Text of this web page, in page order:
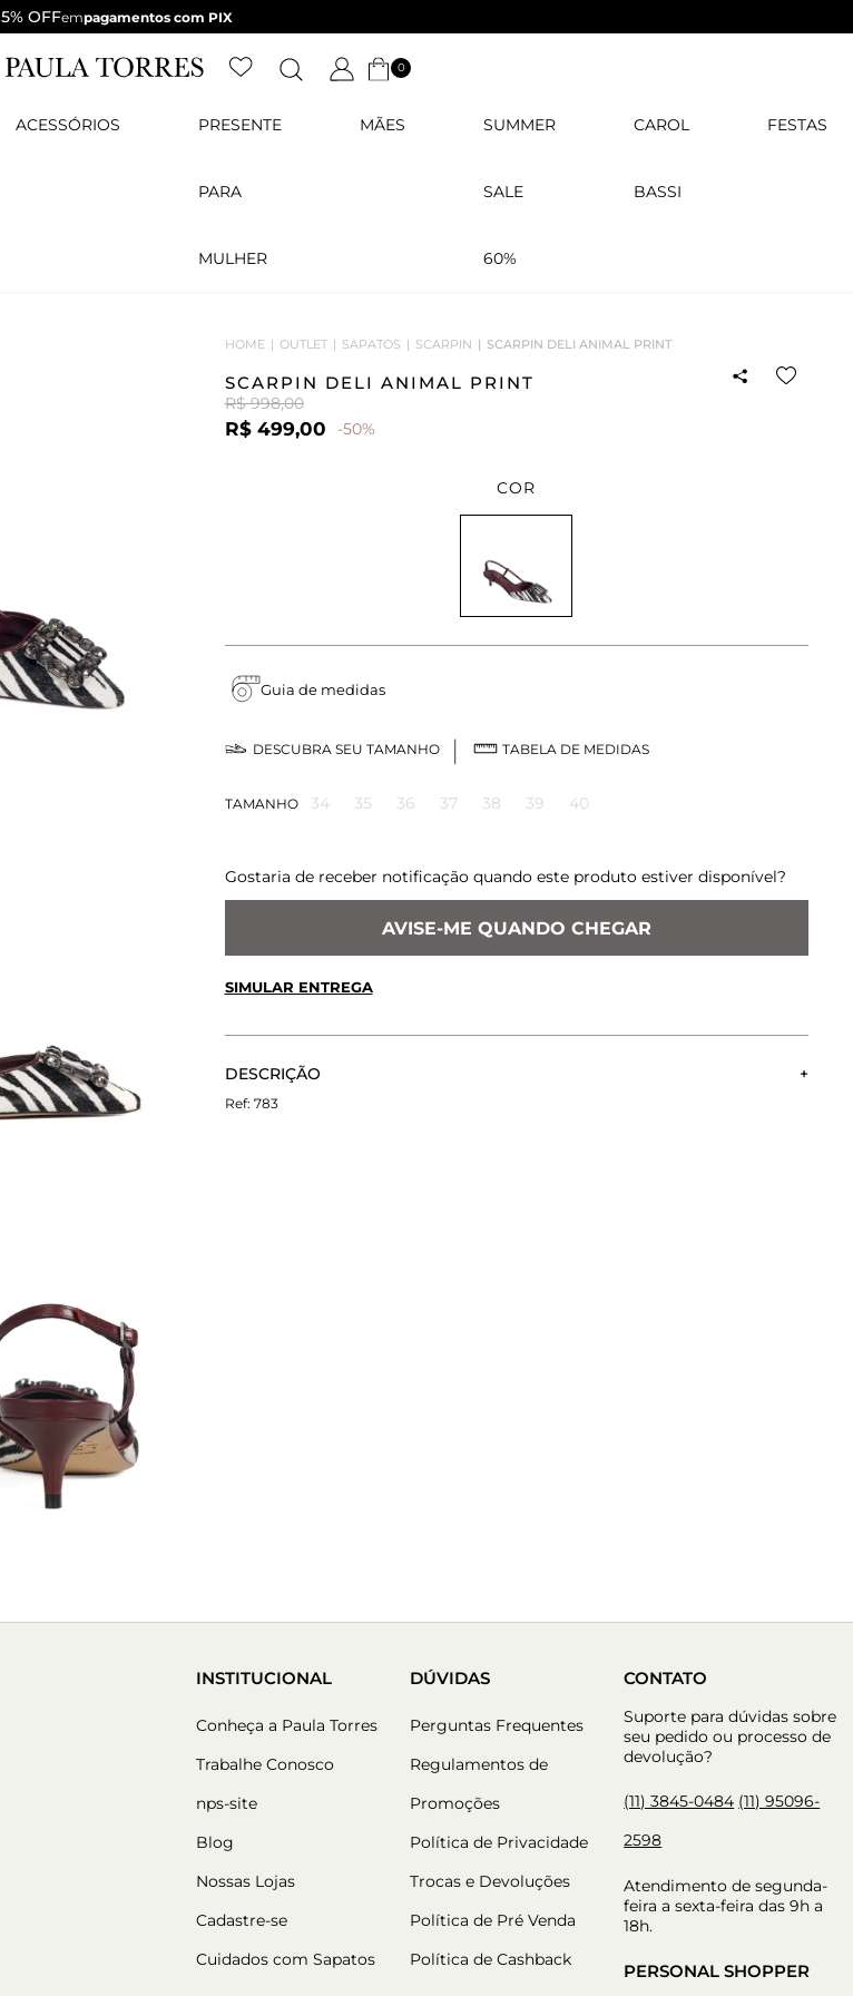
5% OFFempagamentos com PIX
0
ACESSÓRIOS PRESENTE
PARA
MULHER
MÃES SUMMER
SALE
60%
CAROL
BASSI
FESTAS
HOME OUTLET SAPATOS SCARPIN SCARPIN DELI ANIMAL PRINT
SCARPIN DELI ANIMAL PRINT
R$ 998,00
R$ 499,00 -50%
COR
Guia de medidas
DESCUBRA SEU TAMANHO TABELA DE MEDIDAS
TAMANHO 34 35 36 37 38 39 40
Gostaria de receber notificação quando este produto estiver disponível?
AVISE-ME QUANDO CHEGAR
SIMULAR ENTREGA
DESCRIÇÃO
O Scarpin Deli é confeccionado em couro com animal print. Modelagem
783
INSTITUCIONAL
Conheça a Paula Torres
Trabalhe Conosco
nps-site
Blog
Nossas Lojas
Cadastre-se
Cuidados com Sapatos
DÚVIDAS
Perguntas Frequentes
Regulamentos de
Promoções
Política de Privacidade
Trocas e Devoluções
Política de Pré Venda
Política de Cashback
CONTATO
Suporte para dúvidas sobre
seu pedido ou processo de
devolução?
(11) 3845-0484 (11) 95096-
2598
Atendimento de segunda-
feira a sexta-feira das 9h a
18h.
PERSONAL SHOPPER